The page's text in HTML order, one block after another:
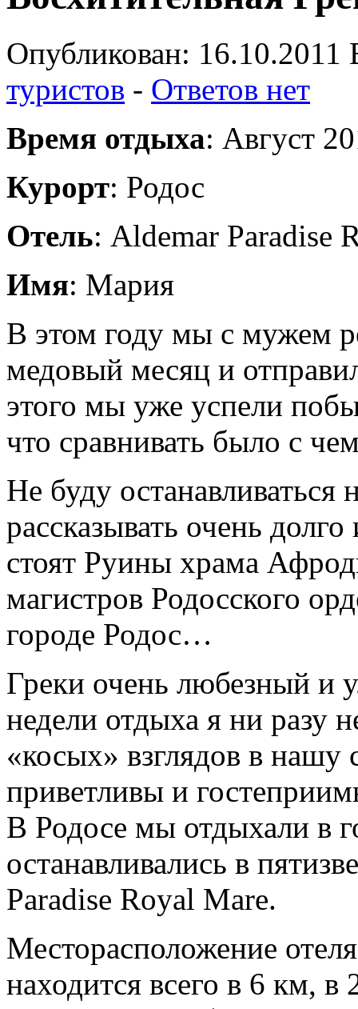
Опубликован: 16.10.2011
туристов - Ответов нет
Время отдыха: Август
Курорт: Родос
Отель: Aldemar Paradise
Имя: Мария
В этом году мы с мужем
медовый месяц и
этого мы уже успели
что сравнивать было с
Не буду
рассказывать очень
стоят Руины храма
магистров Родосского
городе Родос…
Греки очень любезный и
недели отдыха я ни разу
«косых» взглядов в нашу
приветливы и
В Родосе мы отдыхали в
останавливались в
Paradise Royal Mare.
Месторасположение
находится всего в 6 км, в